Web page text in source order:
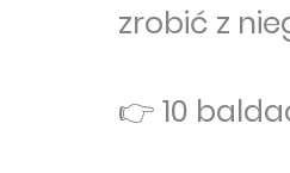
zrobić z
👉 10